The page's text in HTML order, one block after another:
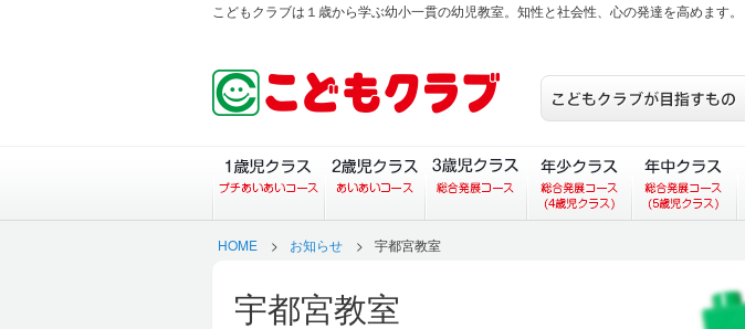
こどもクラブは１歳から学ぶ幼小一貫の幼児教室。知性と社会性、心の発達を高めます。
１歳児クラス（プチあいあいコース）
２歳児クラス（あいあいコース）
HOME > お知らせ > 宇都宮教室
宇都宮教室